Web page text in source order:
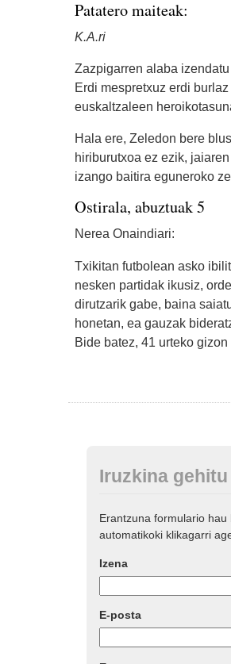
Patatero maiteak:
K.A.ri
Zazpigarren alaba
Erdi mespretxuz erdi
euskaltzaleen
Hala ere, Zeledon bere
hiriburutxoa ez ezik,
izango baitira eguneroko
Ostirala, abuztuak 5
Nerea Onaindiari:
Txikitan futbolean asko
nesken partidak ikusiz,
dirutzarik gabe, baina
honetan, ea gauzak
Bide batez, 41 urteko
Iruzkina gehitu
Erantzuna formulario
automatikoki klikagarri
Izena
E-posta